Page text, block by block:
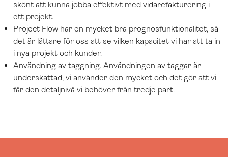
skönt att kunna jobba effektivt med vidarefakturering i
ett projekt.
Project Flow har en mycket bra prognosfunktionalitet, så
det är lättare för oss att se vilken kapacitet vi har att ta in
i nya projekt och kunder.
Användning av taggning. Användningen av taggar är
underskattad, vi använder den mycket och det gör att vi
får den detaljnivå vi behöver från tredje part.